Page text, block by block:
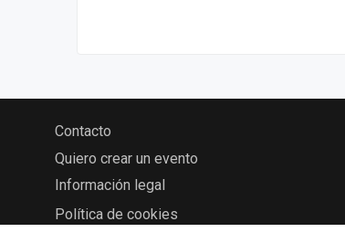
Contacto
Quiero crear un evento
Información legal
Política de cookies